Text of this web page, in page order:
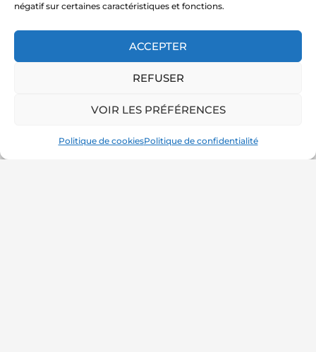
négatif sur certaines caractéristiques et fonctions.
ACCEPTER
REFUSER
VOIR LES PRÉFÉRENCES
Politique de cookiesPolitique de confidentialité